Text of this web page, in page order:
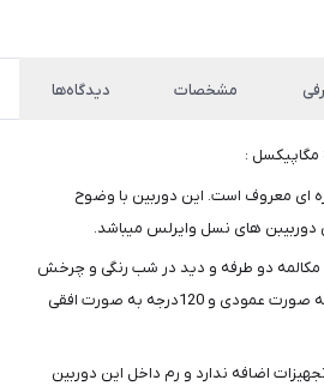
مشخصات دیدگاه‌ها
ای معروف است. این دوربین با وضوح
مکالمه دو طرفه و دید در شب رنگی و چرخش
360 درجه که شامل 320 درجه به صورت عمودی و 120درجه به صورت افقی
اضافه ندارد و رم داخل این دوربین